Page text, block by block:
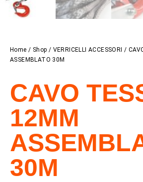
Home / Shop / VERRICELLI ACCESSORI /
ASSEMBLATO 30M
CAVO
12MM
30M